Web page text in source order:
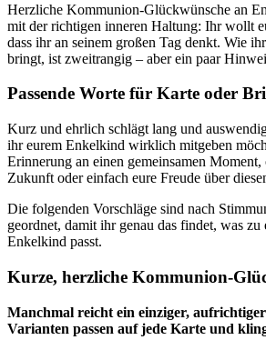
Herzliche Kommunion-Glückwünsche an
mit der richtigen inneren Haltung: Ihr wollt
dass ihr an seinem großen Tag denkt. Wie
bringt, ist zweitrangig – aber ein paar
Passende Worte für Karte oder
Kurz und ehrlich schlägt lang und
ihr eurem Enkelkind wirklich mitgeben
Erinnerung an einen gemeinsamen
Zukunft oder einfach eure Freude über
Die folgenden Vorschläge sind nach
geordnet, damit ihr genau das findet, was zu
Enkelkind passt.
Kurze, herzliche Kommunion-
Manchmal reicht ein einziger, aufrichtiger
Varianten passen auf jede Karte und